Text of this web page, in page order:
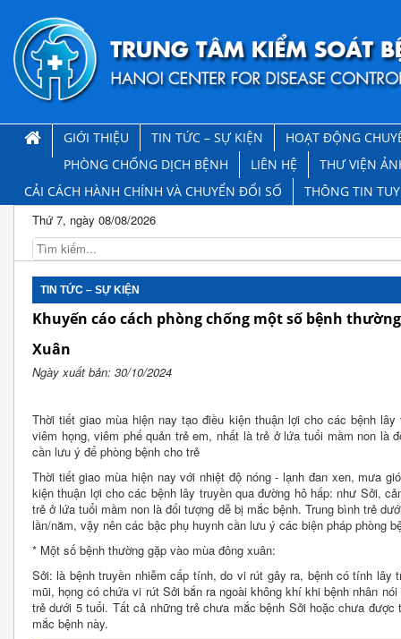
GIỚI THIỆU TIN TỨC – SỰ KIỆN
HOẠT ĐỘNG
PHÒNG CHỐNG DỊCH BỆNH
LIÊN HỆ
THƯ VIỆN
CẢI CÁCH HÀNH CHÍNH VÀ CHUYỂN ĐỔI SỐ
THÔNG TIN
Thứ 7, ngày 08/08/2026
TIN TỨC – SỰ KIỆN
Khuyến cáo cách phòng chống một số bệnh
Xuân
Ngày xuất bản: 30/10/2024
Thời tiết giao mùa hiện nay tạo điều kiện thuận lợi cho các bệnh
viêm họng, viêm phế quản trẻ em, nhất là trẻ ở lứa tuổi mầm non là
cần lưu ý để phòng bệnh cho trẻ
Thời tiết giao mùa hiện nay với nhiệt độ nóng - lạnh đan xen, mưa
kiện thuận lợi cho các bệnh lây truyền qua đường hô hấp: như Sởi,
trẻ ở lứa tuổi mầm non là đối tượng dễ bị mắc bệnh. Trung bình trẻ
lần/năm, vậy nên các bậc phụ huynh cần lưu ý các biện pháp phòng
* Một số bệnh thường gặp vào mùa đông xuân:
Sởi: là bệnh truyền nhiễm cấp tính, do vi rút gây ra, bệnh có tính lây
mũi, họng có chứa vi rút Sởi bắn ra ngoài không khí khi bệnh nhân
trẻ dưới 5 tuổi. Tất cả những trẻ chưa mắc bệnh Sởi hoặc chưa
mắc bệnh này.